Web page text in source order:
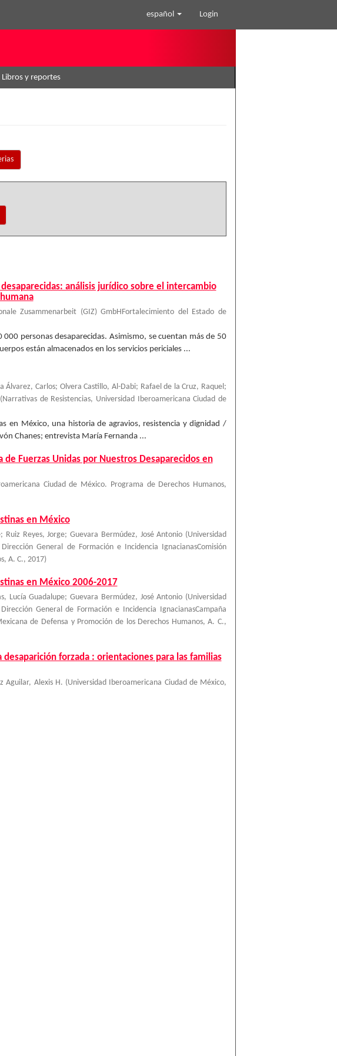
español Login
Libros y reportes
análisis jurídico sobre el intercambio
Zusammenarbeit (GIZ) GmbHFortalecimiento del Estado de
personas desaparecidas. Asimismo, se cuentan más de 50
están almacenados en los servicios periciales ...
Carlos; Olvera Castillo, Al-Dabi; Rafael de la Cruz, Raquel;
( Narrativas de Resistencias, Universidad Iberoamericana Ciudad de
en México, una historia de agravios, resistencia y dignidad /
Chanes; entrevista María Fernanda ...
Fuerzas Unidas por Nuestros Desaparecidos en
Ciudad de México. Programa de Derechos Humanos,
en México
; Ruiz Reyes, Jorge; Guevara Bermúdez, José Antonio (Universidad
General de Formación e Incidencia IgnacianasComisión
A. C., 2017)
en México 2006-2017
Lucía Guadalupe; Guevara Bermúdez, José Antonio (Universidad
General de Formación e Incidencia IgnacianasCampaña
de Defensa y Promoción de los Derechos Humanos, A. C.,
forzada : orientaciones para las familias
Aguilar, Alexis H. (Universidad Iberoamericana Ciudad de México,